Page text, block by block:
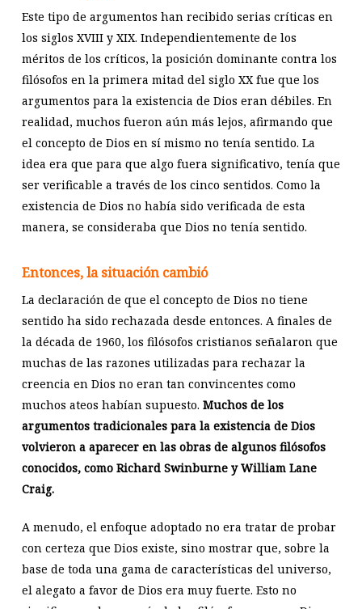
Este tipo de argumentos han recibido serias críticas en
los siglos XVIII y XIX. Independientemente de los
méritos de los críticos, la posición dominante contra los
filósofos en la primera mitad del siglo XX fue que los
argumentos para la existencia de Dios eran débiles. En
realidad, muchos fueron aún más lejos, afirmando que
el concepto de Dios en sí mismo no tenía sentido. La
idea era que para que algo fuera significativo, tenía que
ser verificable a través de los cinco sentidos. Como la
existencia de Dios no había sido verificada de esta
manera, se consideraba que Dios no tenía sentido.
Entonces, la situación cambió
La declaración de que el concepto de Dios no tiene
sentido ha sido rechazada desde entonces. A finales de
la década de 1960, los filósofos cristianos señalaron que
muchas de las razones utilizadas para rechazar la
creencia en Dios no eran tan convincentes como
muchos ateos habían supuesto. Muchos de los
argumentos tradicionales para la existencia de Dios
volvieron a aparecer en las obras de algunos filósofos
conocidos, como Richard Swinburne y William Lane
Craig.
A menudo, el enfoque adoptado no era tratar de probar
con certeza que Dios existe, sino mostrar que, sobre la
base de toda una gama de características del universo,
el alegato a favor de Dios era muy fuerte. Esto no